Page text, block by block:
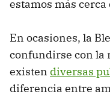
estamos más
En ocasiones, la
confundirse con la
existen diversas
diferencia entre